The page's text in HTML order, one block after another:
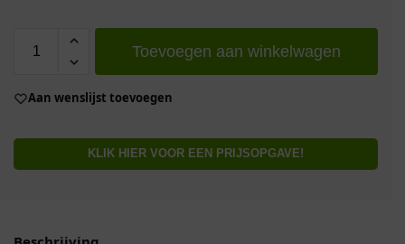
Toevoegen aan winkelwagen
Aan wenslijst toevoegen
KLIK HIER VOOR EEN PRIJSOPGAVE!